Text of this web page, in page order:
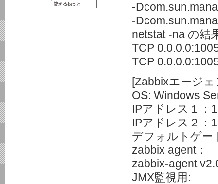
-
-
netstat -na の結
TCP
TCP
[Zabbixエージ
OS: Windows
IPアドレス１：
IPアドレス２：
デフォルトゲー
zabbix agent：
zabbix-agent
JMX監視用: